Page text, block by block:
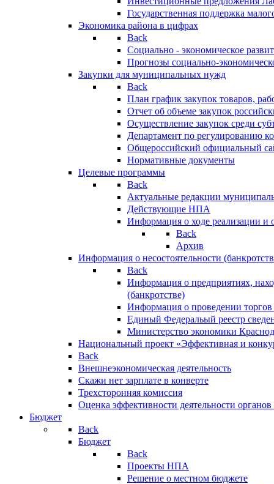
Государственная поддержка
Экономика района в цифрах
Back
Социально - экономическое
Прогнозы социально-
Закупки для муниципальных нужд
Back
План график закупок товаров,
Отчет об объеме закупок
Осуществление закупок среди
Департамент по регулированию
Общероссийский официальный
Нормативные документы
Целевые программы
Back
Актуальные редакции
Действующие НПА
Информация о ходе реализации
Back
Архив
Информация о несостоятельности
Back
Информация о предприятиях,
(банкротстве)
Информация о проведении
Единый Федеральый реестр
Министерство экономики
Национальный проект «Эффективная и
Back
Внешнеэкономическая деятельность
Скажи нет зарплате в конверте
Трехсторонняя комиссия
Оценка эффективности деятельности
Бюджет
Back
Бюджет
Back
Проекты НПА
Решение о местном бюджете